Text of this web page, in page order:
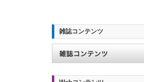
雑誌コンテンツ